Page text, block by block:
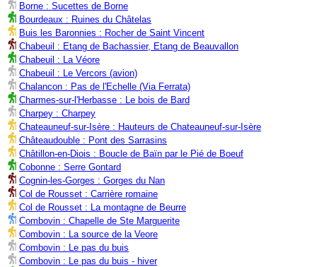
Borne : Sucettes de Borne
Bourdeaux : Ruines du Châtelas
Buis les Baronnies : Rocher de Saint Vincent
Chabeuil : Etang de Bachassier, Etang de Beauvallon
Chabeuil : La Véore
Chabeuil : Le Vercors (avion)
Chalancon : Pas de l'Echelle (Via Ferrata)
Charmes-sur-l'Herbasse : Le bois de Bard
Charpey : Charpey
Chateauneuf-sur-Isère : Hauteurs de Chateauneuf-sur-Isère
Châteaudouble : Pont des Sarrasins
Châtillon-en-Diois : Boucle de Baïn par le Pié de Boeuf
Cobonne : Serre Gontard
Cognin-les-Gorges : Gorges du Nan
Col de Rousset : Carrière romaine
Col de Rousset : La montagne de Beurre
Combovin : Chapelle de Ste Marguerite
Combovin : La source de la Veore
Combovin : Le pas du buis
Combovin : Le pas du buis - hiver